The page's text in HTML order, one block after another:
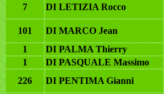
7 DI LETIZIA Rocco
101 DI MARCO Jean
1
DI PALMA Thierry
1
DI PASQUALE Massimo
226
DI PENTIMA Gianni